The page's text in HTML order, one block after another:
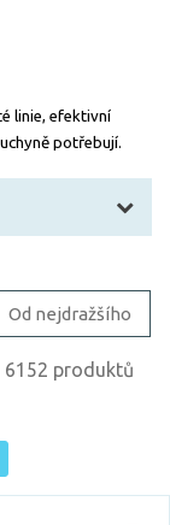
linie, efektivní
potřebují.
Od nejdražšího
6152 produktů